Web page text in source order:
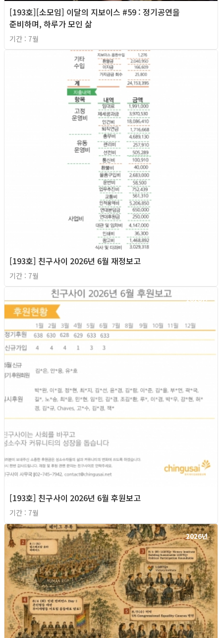
[193호][소모임] 이달의 지보이스 #59 : 정기공연을
준비하며, 하루가 모인 삶
기간 : 7월
[193호] 친구사이 2026년 6월 재정보고
기간 : 7월
2026년
[193호] 친구사이 2026년 6월 후원보고
기간 : 7월
2026년